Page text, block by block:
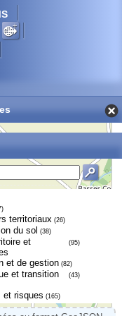
territoriaux (26)
du sol (38)
et
(95)
et de gestion (82)
et transition
(43)
et risques (165)